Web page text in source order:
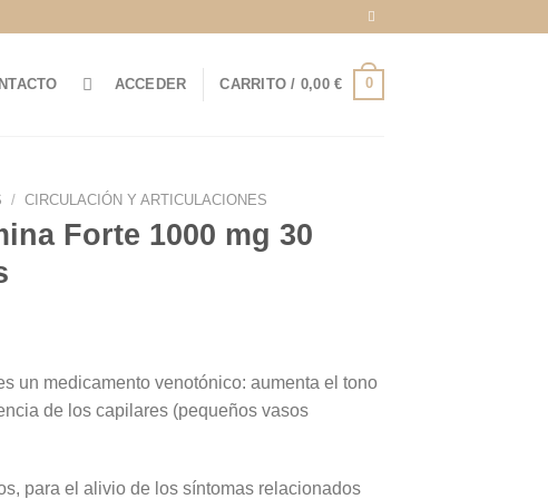
ACCEDER CARRITO / 0,00€ 0
/ CIRCULACIÓN Y ARTICULACIONES
Forte 1000 mg 30
un medicamento venotónico: aumenta el tono
de los capilares (pequeños vasos
para el alivio de los síntomas relacionados